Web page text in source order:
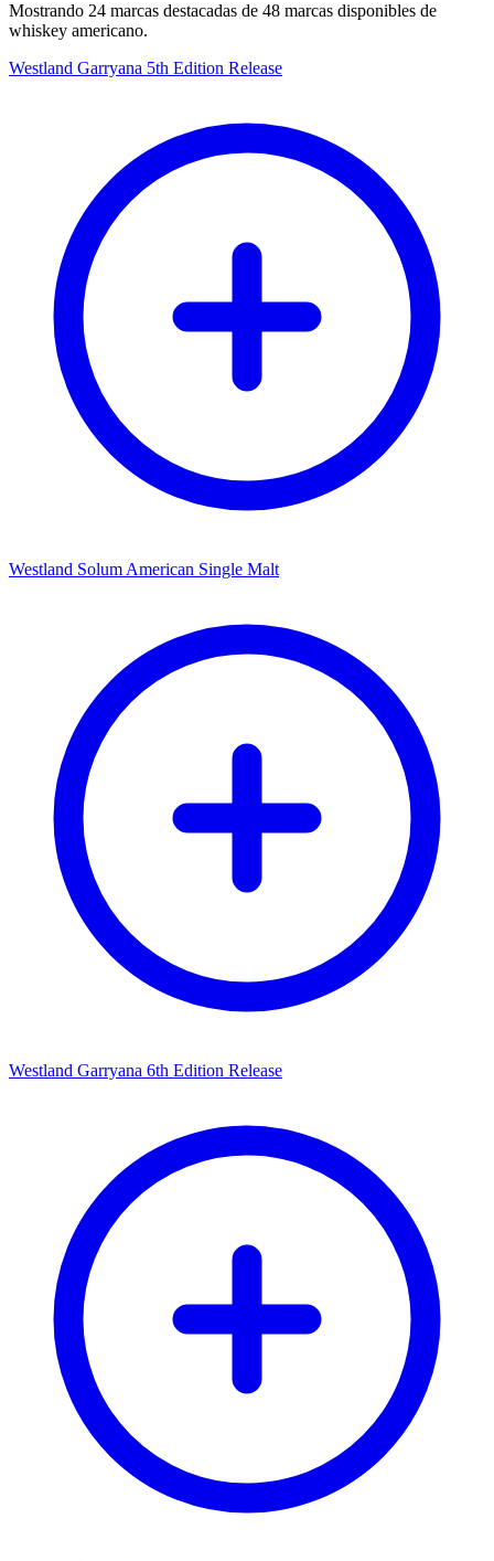
Mostrando 24 marcas destacadas de 48 marcas disponibles de
whiskey americano.
Westland Garryana 5th Edition Release
Westland Solum American Single Malt
Westland Garryana 6th Edition Release